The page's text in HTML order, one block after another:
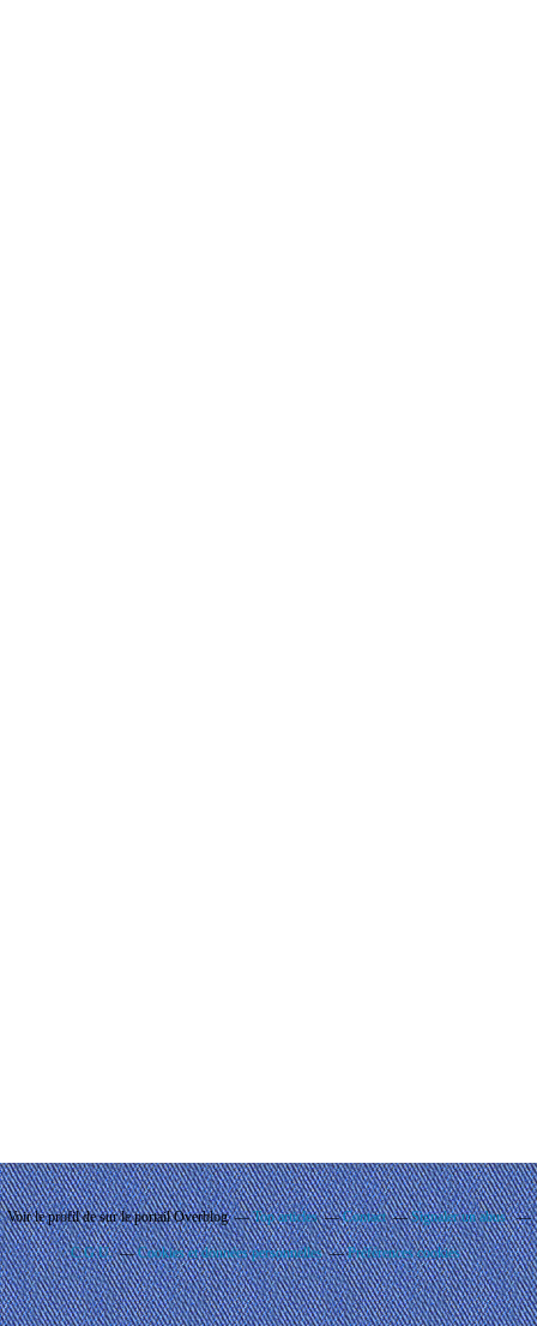
Voir le profil desur le portail Overblog Top articles Contact Signaler un abus
C.G.U. Cookies et données personnelles Préférences cookies